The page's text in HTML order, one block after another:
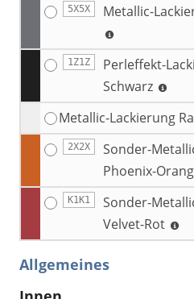
5X5X Metallic-
1Z1Z
Perleffekt-
Schwarz
Metallic-Lackierung
2X2X
Sonder-
Phoenix-
K1K1
Sonder-
Velvet-Rot
Allgemeines